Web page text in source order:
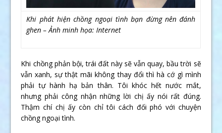
Khi phát hiện chồng ngoại tình bạn đừng nên đánh
ghen – Ảnh minh họa: Internet
Khi chồng phản bội, trái đất này sẽ vẫn quay, bầu trời sẽ
vẫn xanh, sự thật mãi không thay đổi thì hà cớ gì mình
phải tự hành hạ bản thân. Tôi khóc hết nước mắt,
nhưng phải công nhận những lời chị ấy nói rất đúng.
Thậm chí chị ấy còn chỉ tôi cách đối phó với chuyện
chồng ngoại tình.